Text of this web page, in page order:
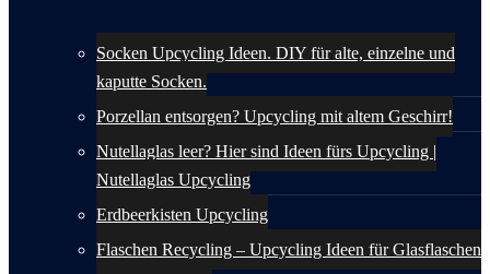
Socken Upcycling Ideen. DIY für alte, einzelne und
kaputte Socken.
Porzellan entsorgen? Upcycling mit altem Geschirr!
Nutellaglas leer? Hier sind Ideen fürs Upcycling |
Nutellaglas Upcycling
Erdbeerkisten Upcycling
Flaschen Recycling – Upcycling Ideen für Glasflaschen